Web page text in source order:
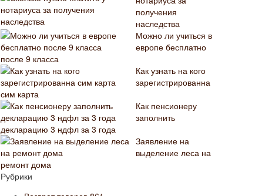
получения
наследства
Можно ли учиться в
европе бесплатно
после 9 класса
Как узнать на кого
зарегистрированна
сим карта
Как пенсионеру
заполнить
декларацию 3 ндфл за 3 года
Заявление на
выделение леса на
ремонт дома
Рубрики